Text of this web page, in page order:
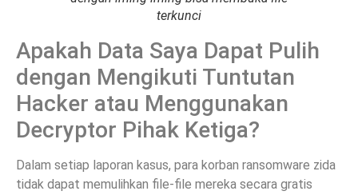
terkunci
Apakah Data Saya Dapat Pulih
dengan Mengikuti Tuntutan
Hacker atau Menggunakan
Decryptor Pihak Ketiga?
Dalam setiap laporan kasus, para korban ransomware zida
tidak dapat memulihkan file-file mereka secara gratis